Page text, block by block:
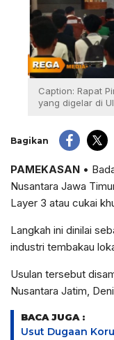
Caption: Rapat
yang digelar di
Bagikan
PAMEKASAN •
Nusantara Jawa
Layer 3 atau cukai
Langkah ini dinilai
industri tembakau
Usulan tersebut
Nusantara Jatim,
BACA JUGA :
Usut Dugaan